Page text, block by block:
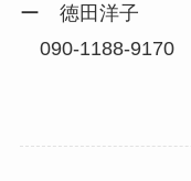
ー 徳田洋子
090-1188-9170